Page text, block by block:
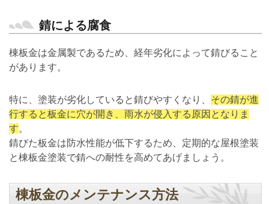
錆による腐食
棟板金は金属製であるため、経年劣化によって錆びること
があります。
特に、塗装が劣化していると錆びやすくなり、 その錆が進
行すると板金に穴が開き、雨水が侵入する原因となりま
す。
錆びた板金は防水性能が低下するため、定期的な屋根塗装
と棟板金塗装で錆への耐性を高めてあげましょう。
棟板金のメンテナンス方法